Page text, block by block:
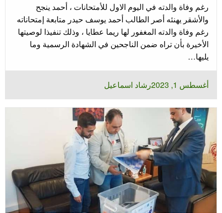
رغم وفاة والدته في اليوم الاول للأمتحانات ، أحمد ينجح
والأشقر يهنئه أصر الطالب أحمد يوسف حيدر متابعة إمتحاناته
رغم وفاة والدته المغفور لها ريما عطايا ، وذلك تنفيذا لوصيتها
الأخيرة بأن تراه ضمن الناجحين في الشهادة الرسمية وما
يليها…
نُشر
في
أغسطس 1, 2023 رشاد اسماعيل